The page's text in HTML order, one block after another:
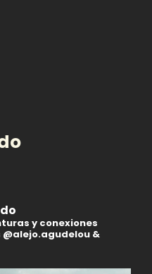
y conexiones
@alejo.agudelou &